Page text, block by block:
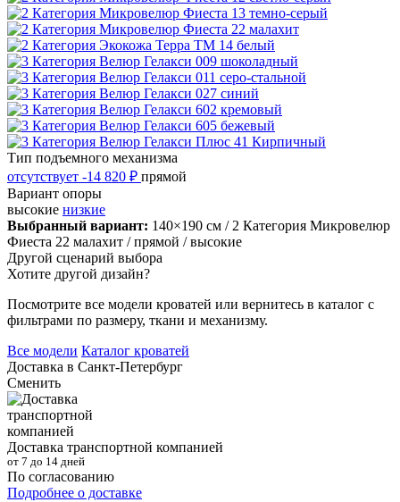
Тип подъемного механизма
отсутствует -14 820 ₽ прямой
Вариант опоры
высокие низкие
Выбранный вариант: 140×190 см / 2 Категория Микровелюр
Фиеста 22 малахит / прямой / высокие
Другой сценарий выбора
Хотите другой дизайн?
Посмотрите все модели кроватей или вернитесь в каталог с
фильтрами по размеру, ткани и механизму.
Все модели Каталог кроватей
Доставка в Санкт-Петербург
Сменить
Доставка транспортной компанией
от 7 до 14 дней
По согласованию
Подробнее о доставке